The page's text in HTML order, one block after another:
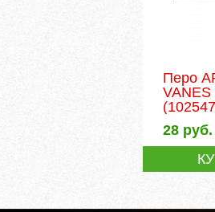
Перо
28 руб.